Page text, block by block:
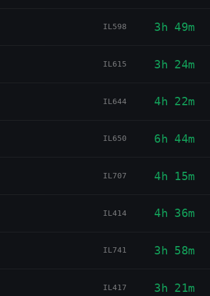
IL598 3h 49m
IL615 3h 24m
IL644 4h 22m
IL650 6h 44m
IL707 4h 15m
IL414 4h 36m
IL741 3h 58m
IL417 3h 21m